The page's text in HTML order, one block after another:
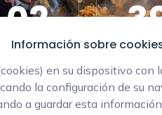
Información sobre
en su dispositivo
la configuración de su
a guardar esta
02
Horas